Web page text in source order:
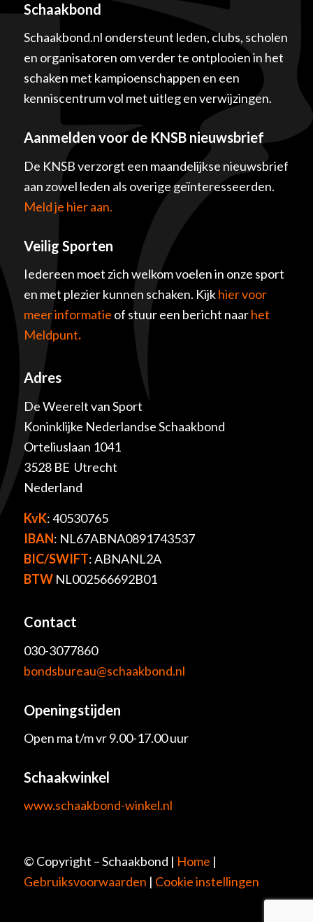
Schaakbond
Schaakbond.nl ondersteunt leden, clubs, scholen
en organisatoren om verder te ontplooien in het
schaken met kampioenschappen en een
kenniscentrum vol met uitleg en verwijzingen.
Aanmelden voor de KNSB nieuwsbrief
De KNSB verzorgt een maandelijkse nieuwsbrief
aan zowel leden als overige geïnteresseerden.
Meld je hier aan.
Veilig Sporten
Iedereen moet zich welkom voelen in onze sport
en met plezier kunnen schaken. Kijkhier voor
meer informatie of stuur een bericht naarhet
Meldpunt.
Adres
De Weerelt van Sport
Koninklijke Nederlandse Schaakbond
Orteliuslaan 1041
3528 BE Utrecht
Nederland
KvK: 40530765
IBAN: NL67ABNA0891743537
BIC/SWIFT: ABNANL2A
BTWNL002566692B01
Contact
030-3077860
bondsbureau@schaakbond.nl
Openingstijden
Open ma t/m vr 9.00-17.00 uur
Schaakwinkel
www.schaakbond-winkel.nl
© Copyright – Schaakbond | Home |
Gebruiksvoorwaarden | Cookie instellingen